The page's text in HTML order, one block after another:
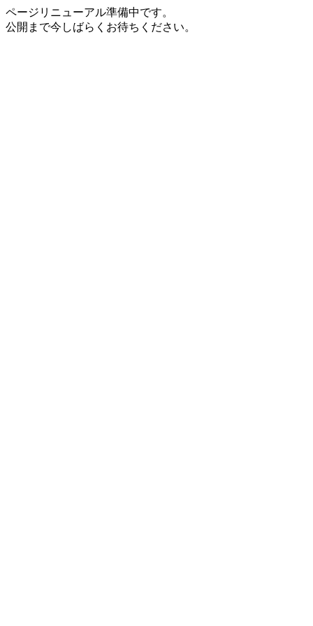
ページリニューアル準備中です。
公開まで今しばらくお待ちください。